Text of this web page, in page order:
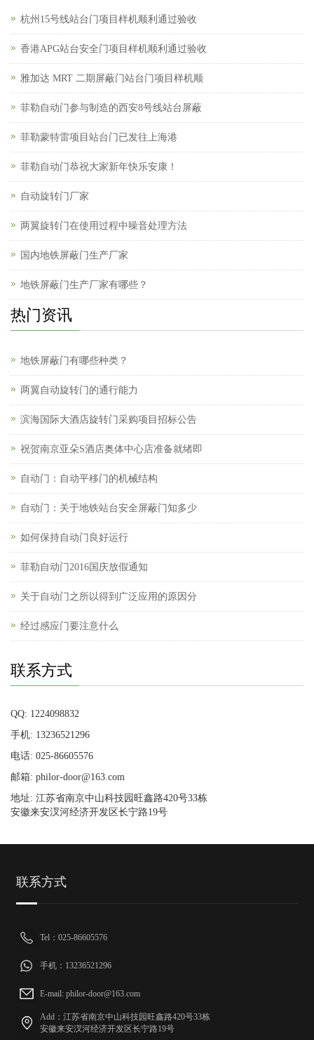
杭州15号线站台门项目样机顺利通过验收
香港APG站台安全门项目样机顺利通过验收
雅加达 MRT 二期屏蔽门站台门项目样机顺
菲勒自动门参与制造的西安8号线站台屏蔽
菲勒蒙特雷项目站台门已发往上海港
菲勒自动门恭祝大家新年快乐安康！
自动旋转门厂家
两翼旋转门在使用过程中噪音处理方法
国内地铁屏蔽门生产厂家
地铁屏蔽门生产厂家有哪些？
热门资讯
地铁屏蔽门有哪些种类？
两翼自动旋转门的通行能力
滨海国际大酒店旋转门采购项目招标公告
祝贺南京亚朵S酒店奥体中心店准备就绪即
自动门：自动平移门的机械结构
自动门：关于地铁站台安全屏蔽门知多少
如何保持自动门良好运行
菲勒自动门2016国庆放假通知
关于自动门之所以得到广泛应用的原因分
经过感应门要注意什么
联系方式
QQ: 1224098832
手机: 13236521296
电话: 025-86605576
邮箱: philor-door@163.com
地址: 江苏省南京中山科技园旺鑫路420号33栋
安徽来安汊河经济开发区长宁路19号
联系方式
Tel：025-86605576
手机：13236521296
E-mail: philor-door@163.com
Add：江苏省南京中山科技园旺鑫路420号33栋
安徽来安汊河经济开发区长宁路19号